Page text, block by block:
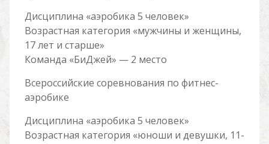
Дисциплина «аэробика 5 человек»
Возрастная категория «мужчины и женщины,
17 лет и старше»
Команда «БиДжей» — 2 место
Всероссийские соревнования по фитнес-
аэробике
Дисциплина «аэробика 5 человек»
Возрастная категория «юноши и девушки, 11-